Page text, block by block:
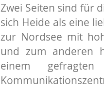
Zwei Seiten sind für
sich Heide als eine
zur Nordsee mit
und zum anderen
einem gefragten